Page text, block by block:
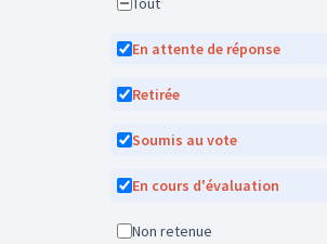
En attente de réponse
Retirée
Soumis au vote
En cours d'évaluation
Non retenue